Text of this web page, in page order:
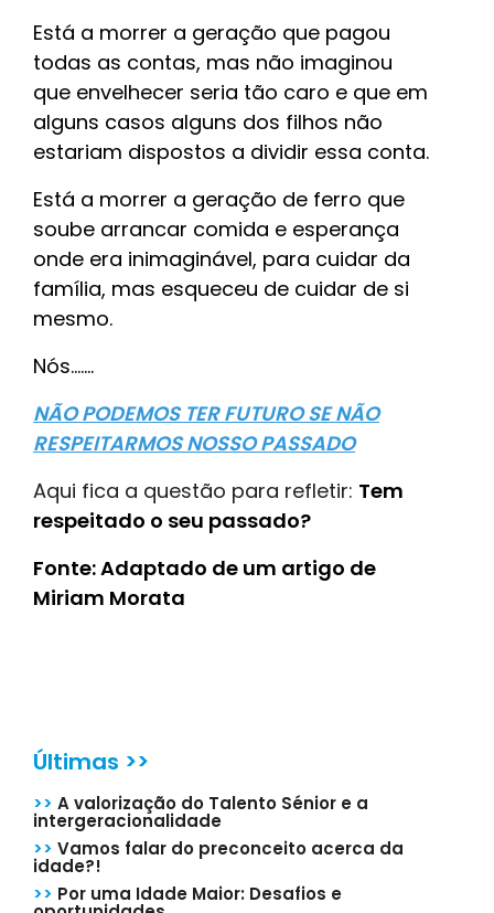
Está a morrer a geração que pagou
todas as contas, mas não imaginou
que envelhecer seria tão caro e que em
alguns casos alguns dos filhos não
estariam dispostos a dividir essa conta.
Está a morrer a geração de ferro que
soube arrancar comida e esperança
onde era inimaginável, para cuidar da
família, mas esqueceu de cuidar de si
mesmo.
Nós.......
NÃO PODEMOS TER FUTURO SE NÃO
RESPEITARMOS NOSSO PASSADO
Aqui fica a questão para refletir: Tem
respeitado o seu passado?
Fonte: Adaptado de um artigo de
Miriam Morata
Últimas >>
>> A valorização do Talento Sénior e a
intergeracionalidade
>> Vamos falar do preconceito acerca da
idade?!
>> Por uma Idade Maior: Desafios e